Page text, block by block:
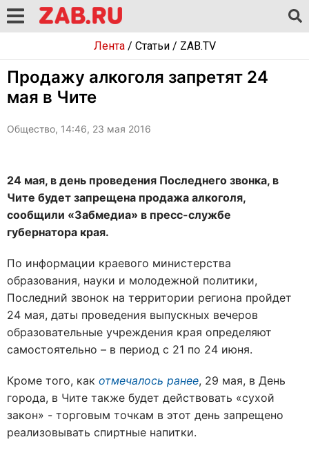
Лента/ Статьи/ ZAB.TV
Продажу алкоголя запретят 24
мая в Чите
Общество, 14:46, 23 мая 2016
24 мая, в день проведения Последнего звонка, в
Чите будет запрещена продажа алкоголя,
сообщили «Забмедиа» в пресс-службе
губернатора края.
По информации краевого министерства
образования, науки и молодежной политики,
Последний звонок на территории региона пройдет
24 мая, даты проведения выпускных вечеров
образовательные учреждения края определяют
самостоятельно – в период с 21 по 24 июня.
Кроме того, как отмечалось ранее, 29 мая, в День
города, в Чите также будет действовать «сухой
закон» - торговым точкам в этот день запрещено
реализовывать спиртные напитки.